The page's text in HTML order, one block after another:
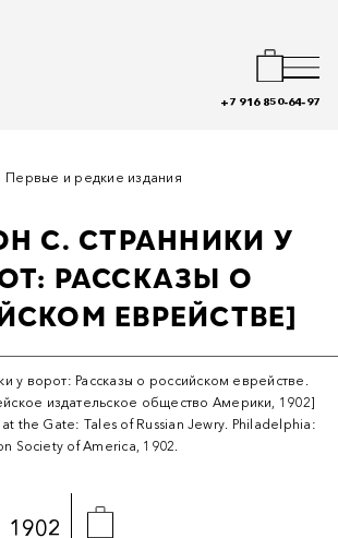
+7 916 850-64-97
Первые и редкие издания
С. СТРАННИКИ У
РАССКАЗЫ О
ЕВРЕЙСТВЕ]
у ворот: Рассказы о российском еврействе.
издательское общество Америки, 1902]
the Gate: Tales of Russian Jewry. Philadelphia:
Society of America, 1902.
1902